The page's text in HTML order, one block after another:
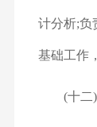
计分析;负
基础工作
(十二